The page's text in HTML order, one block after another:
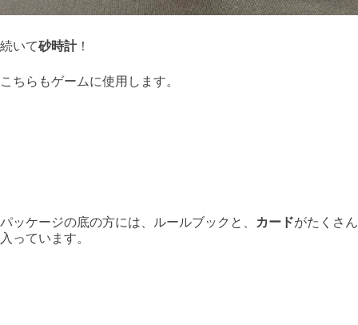
続いて砂時計！
こちらもゲームに使用します。
パッケージの底の方には、ルールブックと、 カードがたくさん
入っています。